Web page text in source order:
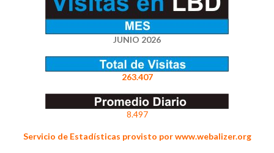
JUNIO 2026
263.407
8.497
Servicio de Estadísticas provisto por www.webalizer.org